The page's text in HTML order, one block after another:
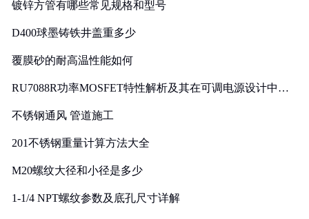
镀锌方管有哪些常见规格和型号
D400球墨铸铁井盖重多少
覆膜砂的耐高温性能如何
RU7088R功率MOSFET特性解析及其在可调电源设计中的
不锈钢通风 管道施工
201不锈钢重量计算方法大全
M20螺纹大径和小径是多少
1-1/4 NPT螺纹参数及底孔尺寸详解